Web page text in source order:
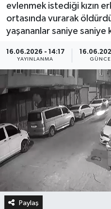
evlenmek istediği kızın
ortasında vurarak
yaşananlar saniye saniye
16.06.2026 - 14:17
YAYINLANMA
Paylaş
Sağlık
Son Dakika Haberleri
Haber Arşivi